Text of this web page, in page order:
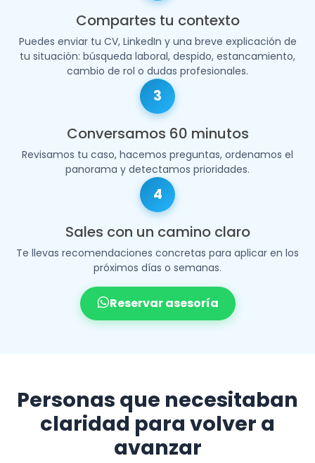
Compartes tu contexto
Puedes enviar tu CV, LinkedIn y una breve explicación de
tu situación: búsqueda laboral, despido, estancamiento,
cambio de rol o dudas profesionales.
3
Conversamos 60 minutos
Revisamos tu caso, hacemos preguntas, ordenamos el
panorama y detectamos prioridades.
4
Sales con un camino claro
Te llevas recomendaciones concretas para aplicar en los
próximos días o semanas.
Reservar asesoría
Personas que necesitaban
claridad para volver a
avanzar